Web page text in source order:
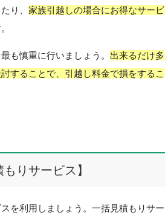
り、 家族引越しの場合にお得なサービ
も慎重に行いましょう。 出来るだけ多
することで、引越し料金で損をするこ
りサービス】
を利用しましょう。一括見積もりサー